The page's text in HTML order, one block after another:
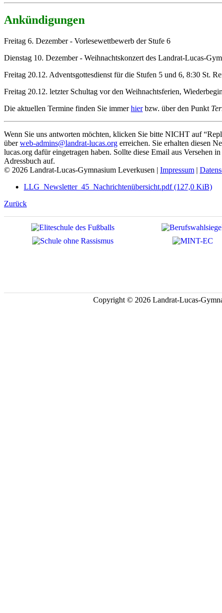
Ankündigungen
Freitag 6. Dezember - Vorlesewettbewerb der Stufe 6
Dienstag 10. Dezember - Weihnachtskonzert des Landrat-Lucas-
Freitag 20.12. Adventsgottesdienst für die Stufen 5 und 6, 8:30 St.
Freitag 20.12. letzter Schultag vor den Weihnachtsferien,
Die aktuellen Termine finden Sie immerhierbzw. über den Punkt
Wenn Sie uns antworten möchten, klicken Sie bitte NICHT auf
überweb-admins@landrat-lucas.org erreichen. Sie erhalten diesen
lucas.org dafür eingetragen haben. Sollte diese Email aus Versehen
Adressbuch auf.
© 2026 Landrat-Lucas-Gymnasium Leverkusen | Impressum |
LLG_Newsletter_45_Nachrichtenübersicht.pdf(127,0 KiB)
Zurück
Copyright © 2026 Landrat-Lucas-